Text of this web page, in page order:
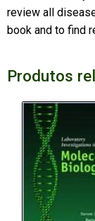
review all
book and to find
Produtos